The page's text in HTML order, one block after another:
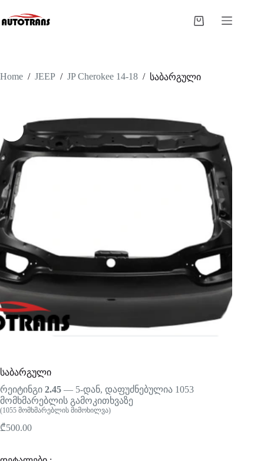
Home / JEEP / JP Cherokee 14-18 / საბარგული
საბარგული
რეიტინგი 2.45 — 5-დან, დაფუძნებულია 1053
მომხმარებლის გამოკითხვაზე
(1055 მომხმარებლის მიმოხილვა)
₾500.00